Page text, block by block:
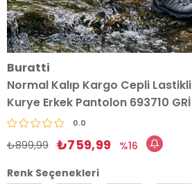
Buratti
Normal Kalıp Kargo Cepli
Kurye Erkek Pantolon 693710 GRİ
0.0
₺899,99 ₺759,99
16
Renk Seçenekleri